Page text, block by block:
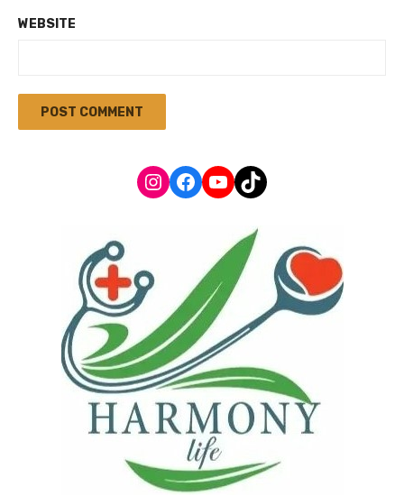
WEBSITE
Instagram
Facebook
YouTube
TikTok